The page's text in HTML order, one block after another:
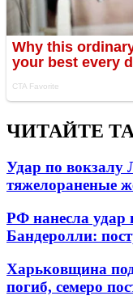
ЧИТАЙТЕ
Удар по вокзалу
тяжелораненые
РФ нанесла
Бандеролли:
Харьковщина
погиб, семеро